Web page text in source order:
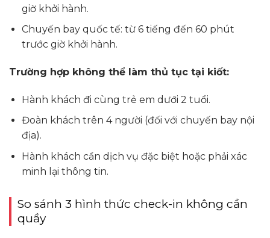
giờ khởi hành.
Chuyến bay quốc tế: từ 6 tiếng đến 60 phút
trước giờ khởi hành.
Trường hợp không thể làm thủ tục tại kiốt:
Hành khách đi cùng trẻ em dưới 2 tuổi.
Đoàn khách trên 4 người (đối với chuyến bay nội
địa).
Hành khách cần dịch vụ đặc biệt hoặc phải xác
minh lại thông tin.
So sánh 3 hình thức check-in không cần
quầy